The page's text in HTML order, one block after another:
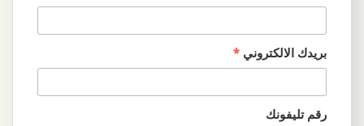
بريدك الالكتروني *
رقم تليفونك